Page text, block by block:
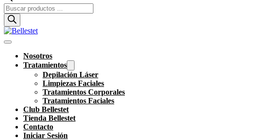
Búsqueda
de
productos
Nosotros
Tratamientos
Depilación Láser
Limpiezas Faciales
Tratamientos Corporales
Tratamientos Faciales
Club Bellestet
Tienda Bellestet
Contacto
Iniciar Sesión